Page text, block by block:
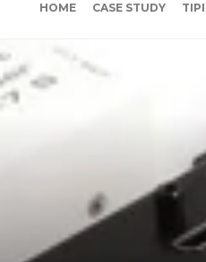
HOME CASE STUDY TIPI